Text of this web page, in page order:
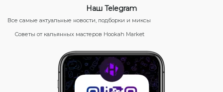
Наш Telegram
Все самые актуальные новости, подборки и миксы
Советы от кальянных мастеров Hookah Market